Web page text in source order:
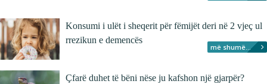
Konsumi i ulët i sheqerit për fëmijët deri në 2 vjeç ul
rrezikun e demencës
më shumë...
Çfarë duhet të bëni nëse ju kafshon një gjarpër?